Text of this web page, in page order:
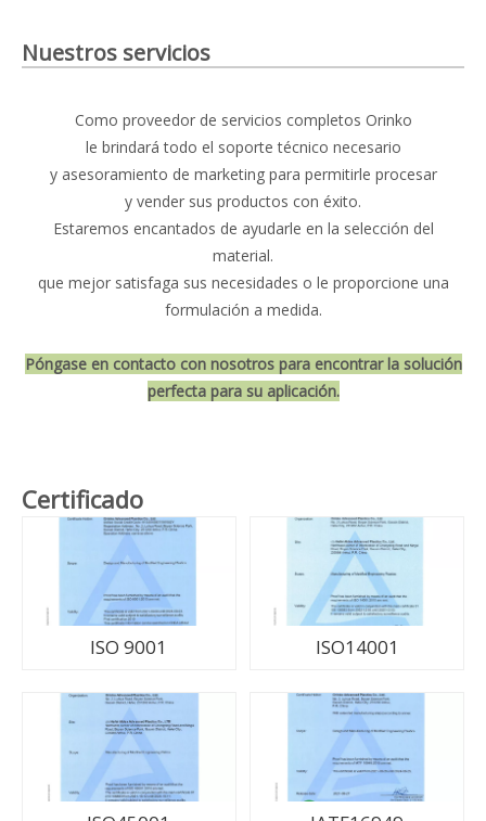
Nuestros servicios
Como proveedor de servicios completos Orinko
le brindará todo el soporte técnico necesario
y asesoramiento de marketing para permitirle procesar
y vender sus productos con éxito.
Estaremos encantados de ayudarle en la selección del
material.
que mejor satisfaga sus necesidades o le proporcione una
formulación a medida.
Póngase en contacto con nosotros para encontrar la solución
perfecta para su aplicación.
Certificado
ISO 9001 ISO14001